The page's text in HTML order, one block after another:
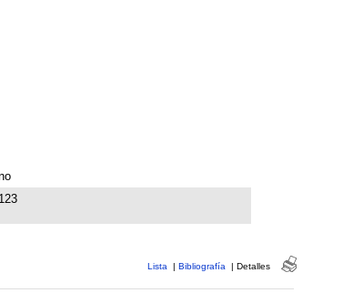
123
Lista | Bibliografía | Detalles